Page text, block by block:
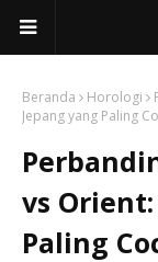
Beranda Horologi
Jepang yang Paling
vs
Paling